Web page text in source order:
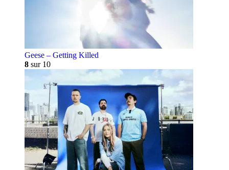
Geese – Getting Killed
8 sur 10